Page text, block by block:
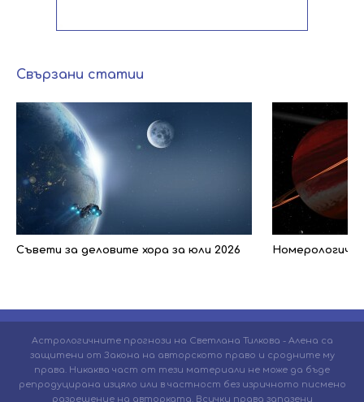
Свързани статии
Съвети за деловите хора за юли 2026
Астрологичните прогнози на Светлана Тилкова - Алена са
защитени от Закона на авторското право и сродните му
права. Никаква част от тези материали не може да бъде
репродуцирана изцяло или в частност без изричното писмено
разрешение на авторката. Всички права запазени